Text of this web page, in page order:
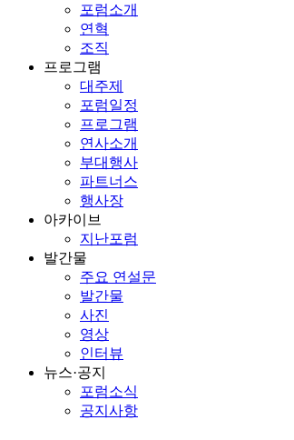
포럼소개
연혁
조직
프로그램
대주제
포럼일정
프로그램
연사소개
부대행사
파트너스
행사장
아카이브
지난포럼
발간물
주요 연설문
발간물
사진
영상
인터뷰
뉴스·공지
포럼소식
공지사항